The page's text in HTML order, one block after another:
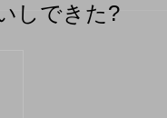
しできた?